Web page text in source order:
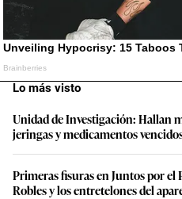
Lo más visto
Unidad de Investigación: Hallan
jeringas y medicamentos
Primeras fisuras en Juntos por el
Robles y los entretelones del